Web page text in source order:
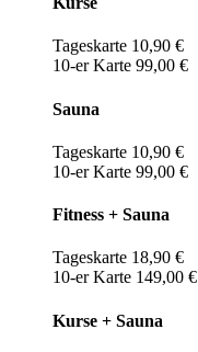
Tageskarte 10,90 €
10-er Karte 99,00 €
Sauna
Tageskarte 10,90 €
10-er Karte 99,00 €
Fitness + Sauna
Tageskarte 18,90 €
10-er Karte 149,00 €
Kurse + Sauna